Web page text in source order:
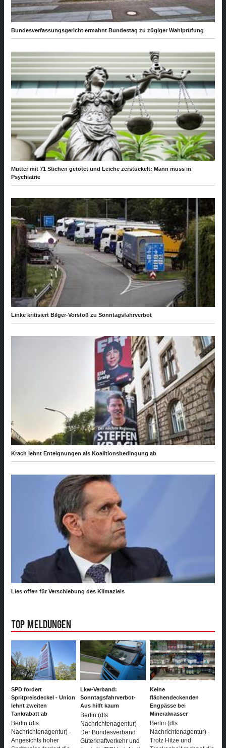
Bundesverfassungsgericht ermahnt Bundestag zu zügiger Wahlprüfung
Mutter mit 71 Stichen getötet und Leiche zerstückelt: Mann muss in
Psychiatrie
Linke kritisiert Bilger-Vorstoß zu Sonntagsfahrverbot
Krach lehnt Enteignungen als Koalitionsbedingung ab
Lies offen für Verschiebung des Klimaziels
Top Meldungen
SPD fordert
Spritpreisdeckel - Union
lehnt zweiten
Tankrabatt ab
Berlin (dts
Nachrichtenagentur) -
Angesichts hoher
Lkw-Verband:
Sonntagsfahrverbot-
Aus hilft kaum
Berlin (dts
Nachrichtenagentur) -
Der Bundesverband
Güterkraftverkehr und
Keine
flächendeckenden
Engpässe bei
Mineralwasser
Berlin (dts
Nachrichtenagentur) -
Trotz Hitze und